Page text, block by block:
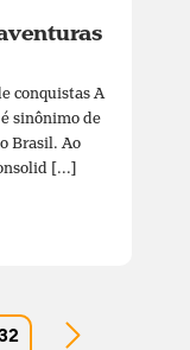
conquistas A
sinônimo de
Brasil. Ao
[...]